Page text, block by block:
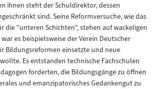
ihnen steht der Schuldirektor, dessen
sind. Seine Reformversuche, wie das
die "unteren Schichten", stehen auf wackeligen
es beispielsweise der Verein Deutscher
Bildungsreformen einsetzte und neue
Es entstanden technische Fachschulen
forderten, die Bildungsgänge zu öffnen
und emanzipatorisches Gedankengut zu